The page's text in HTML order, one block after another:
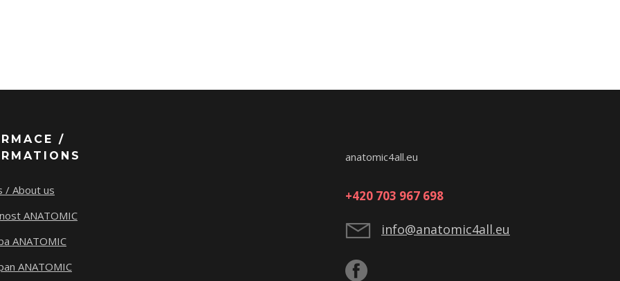
/
/ About us
ANATOMIC
ANATOMIC
ANATOMIC
anatomic4all.eu
+420 703 967 698
info@anatomic4all.eu